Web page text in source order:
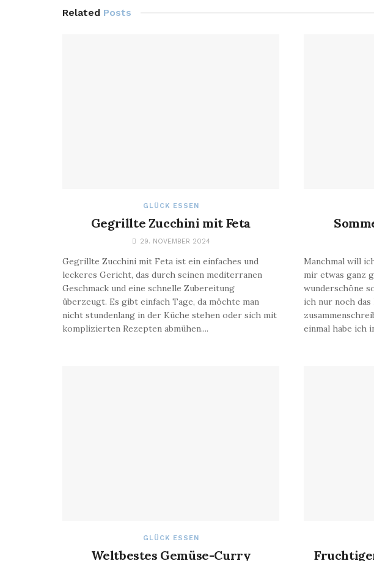
Related Posts
GLÜCK ESSEN
Gegrillte Zucchini mit Feta
29. NOVEMBER 2024
Gegrillte Zucchini mit Feta ist ein einfaches und
leckeres Gericht, das durch seinen mediterranen
Geschmack und eine schnelle Zubereitung
überzeugt. Es gibt einfach Tage, da möchte man
nicht stundenlang in der Küche stehen oder sich mit
komplizierten Rezepten abmühen....
Manchmal will
mir etwas ganz
wunderschöne
ich nur noch
einmal habe ich
GLÜCK ESSEN
Weltbestes Gemüse-Curry